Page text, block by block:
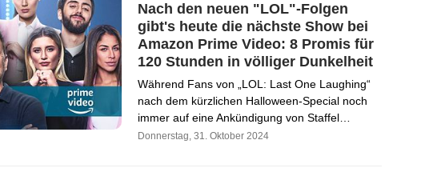
Nach den neuen "LOL"-Folgen
gibt's heute die nächste Show bei
Amazon Prime Video: 8 Promis für
120 Stunden in völliger Dunkelheit
Während Fans von „LOL: Last One Laughing“
nach dem kürzlichen Halloween-Special noch
immer auf eine Ankündigung von Staffel…
Donnerstag, 31. Oktober 2024